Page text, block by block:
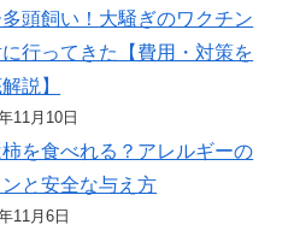
頭飼い！大騒ぎのワクチン
行ってきた【費用・対策を
説】
11月10日
を食べれる？アレルギーの
と安全な与え方
11月6日